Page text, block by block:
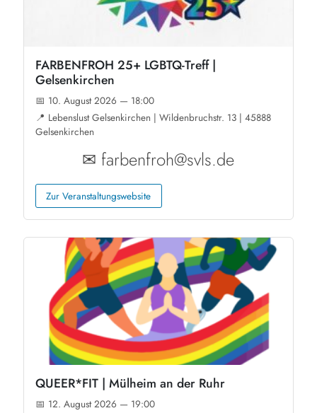
FARBENFROH 25+ LGBTQ-Treff |
Gelsenkirchen
📅 10. August 2026 — 18:00
📍 Lebenslust Gelsenkirchen | Wildenbruchstr. 13 | 45888
Gelsenkirchen
✉ farbenfroh@svls.de
Zur Veranstaltungswebsite
QUEER*FIT | Mülheim an der Ruhr
📅 12. August 2026 — 19:00